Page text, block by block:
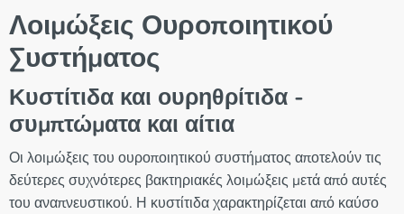
Λοιμώξεις Ουροποιητικού
Συστήματος
Κυστίτιδα και ουρηθρίτιδα -
συμπτώματα και αίτια
Οι λοιμώξεις του ουροποιητικού συστήματος αποτελούν τις
δεύτερες συχνότερες βακτηριακές λοιμώξεις μετά από αυτές
του αναπνευστικού. Η κυστίτιδα χαρακτηρίζεται από καύσο